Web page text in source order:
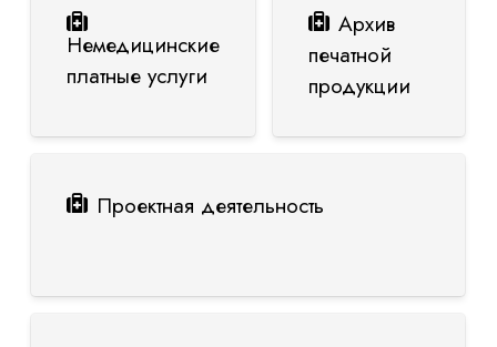
Немедицинские
платные услуги
Архив
печатной
продукции
Проектная деятельность